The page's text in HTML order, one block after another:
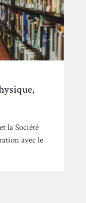
la Société
avec le